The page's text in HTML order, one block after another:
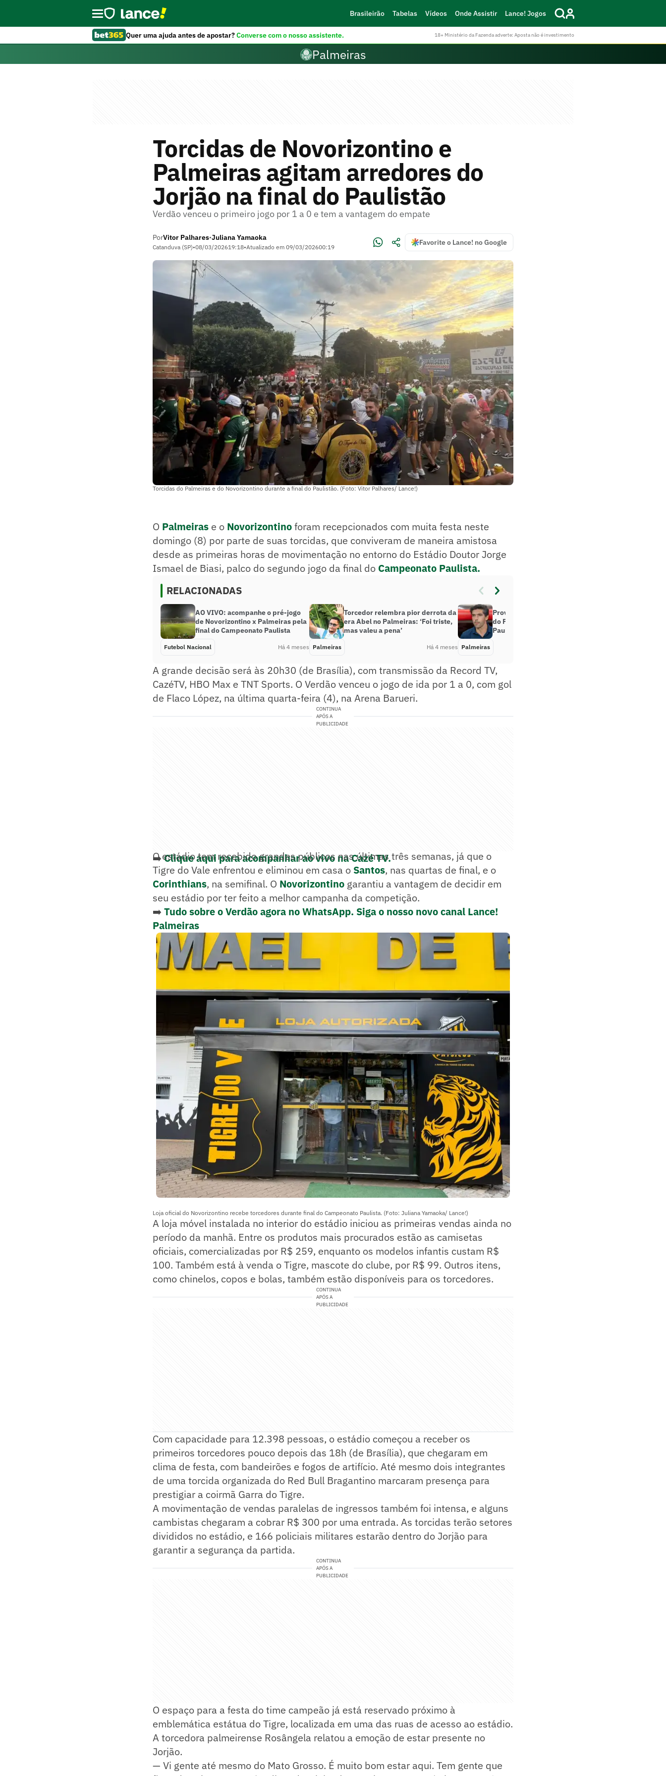
Brasileirão Tabelas Vídeos Onde Assistir Lance! Jogos
Quer uma ajuda antes de apostar?Converse com o nosso assistente. 18+ Ministério da Fazenda adverte: Aposta não é investimento
Palmeiras
Torcidas de Novorizontino e
Palmeiras agitam arredores do
Jorjão na final do Paulistão
Verdão venceu o primeiro jogo por 1 a 0 e tem a vantagem do empate
PorVitor Palhares•Juliana Yamaoka
Catanduva (SP)•08/03/202619:18•Atualizado em 09/03/202600:19
Favorite o Lance! no Google
Torcidas do Palmeiras e do Novorizontino durante a final do Paulistão. (Foto: Vitor Palhares/ Lance!)
O Palmeiras e o Novorizontinoforam recepcionados com muita festa neste
domingo (8) por parte de suas torcidas, que conviveram de maneira amistosa
desde as primeiras horas de movimentação no entorno do Estádio Doutor Jorge
Ismael de Biasi, palco do segundo jogo da final do Campeonato Paulista.
RELACIONADAS
AO VIVO: acompanhe o pré-jogo
de Novorizontino x Palmeiras pela
final do Campeonato Paulista
Futebol Nacional Há 4 meses
Torcedor relembra pior derrota da
era Abel no Palmeiras: ‘Foi triste,
mas valeu a pena’
Palmeiras Há 4 meses
Provável escalação e desfalques
do Palmeiras para a final do
Paulistão
Palmeiras
A grande decisão será às 20h30 (de Brasília), com transmissão da Record TV,
CazéTV, HBO Max e TNT Sports. O Verdão venceu o jogo de ida por 1 a 0, com gol
de Flaco López, na última quarta-feira (4), na Arena Barueri.
CONTINUA
APÓS A
PUBLICIDADE
➡️Clique aqui para acompanhar ao vivo na Cazé TV.
O estádio tem recebido grandes públicos nas últimas três semanas, já que o
Tigre do Vale enfrentou e eliminou em casa o Santos, nas quartas de final, e o
Corinthians, na semifinal. O Novorizontino garantiu a vantagem de decidir em
seu estádio por ter feito a melhor campanha da competição.
➡️ Tudo sobre o Verdão agora no WhatsApp. Siga o nosso novo canal Lance!
Palmeiras
Loja oficial do Novorizontino recebe torcedores durante final do Campeonato Paulista. (Foto: Juliana Yamaoka/ Lance!)
A loja móvel instalada no interior do estádio iniciou as primeiras vendas ainda no
período da manhã. Entre os produtos mais procurados estão as camisetas
oficiais, comercializadas por R$ 259, enquanto os modelos infantis custam R$
100. Também está à venda o Tigre, mascote do clube, por R$ 99. Outros itens,
como chinelos, copos e bolas, também estão disponíveis para os torcedores.
CONTINUA
APÓS A
PUBLICIDADE
Com capacidade para 12.398 pessoas, o estádio começou a receber os
primeiros torcedores pouco depois das 18h (de Brasília), que chegaram em
clima de festa, com bandeirões e fogos de artifício. Até mesmo dois integrantes
de uma torcida organizada do Red Bull Bragantino marcaram presença para
prestigiar a coirmã Garra do Tigre.
A movimentação de vendas paralelas de ingressos também foi intensa, e alguns
cambistas chegaram a cobrar R$ 300 por uma entrada. As torcidas terão setores
divididos no estádio, e 166 policiais militares estarão dentro do Jorjão para
garantir a segurança da partida.
CONTINUA
APÓS A
PUBLICIDADE
O espaço para a festa do time campeão já está reservado próximo à
emblemática estátua do Tigre, localizada em uma das ruas de acesso ao estádio.
A torcedora palmeirense Rosângela relatou a emoção de estar presente no
Jorjão.
— Vi gente até mesmo do Mato Grosso. É muito bom estar aqui. Tem gente que